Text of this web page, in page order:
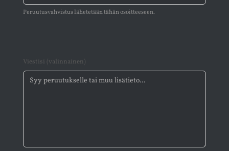
Peruutusvahvistus lähetetään tähän osoitteeseen.
Viestisi (valinnainen)